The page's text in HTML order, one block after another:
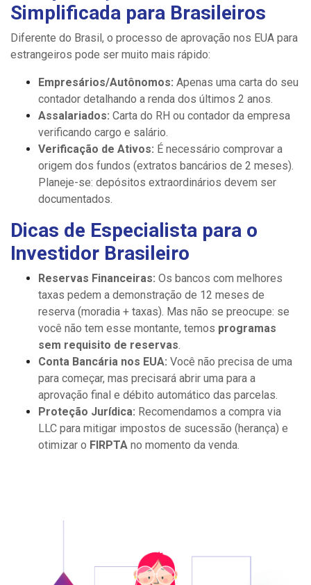
Simplificada para Brasileiros
Diferente do Brasil, o processo de aprovação nos EUA para
estrangeiros pode ser muito mais rápido:
Empresários/Autônomos: Apenas uma carta do seu
contador detalhando a renda dos últimos 2 anos.
Assalariados: Carta do RH ou contador da empresa
verificando cargo e salário.
Verificação de Ativos: É necessário comprovar a
origem dos fundos (extratos bancários de 2 meses).
Planeje-se: depósitos extraordinários devem ser
documentados.
Dicas de Especialista para o
Investidor Brasileiro
Reservas Financeiras: Os bancos com melhores
taxas pedem a demonstração de 12 meses de
reserva (moradia + taxas). Mas não se preocupe: se
você não tem esse montante, temos programas
sem requisito de reservas.
Conta Bancária nos EUA: Você não precisa de uma
para começar, mas precisará abrir uma para a
aprovação final e débito automático das parcelas.
Proteção Jurídica: Recomendamos a compra via
LLC para mitigar impostos de sucessão (herança) e
otimizar o FIRPTA no momento da venda.